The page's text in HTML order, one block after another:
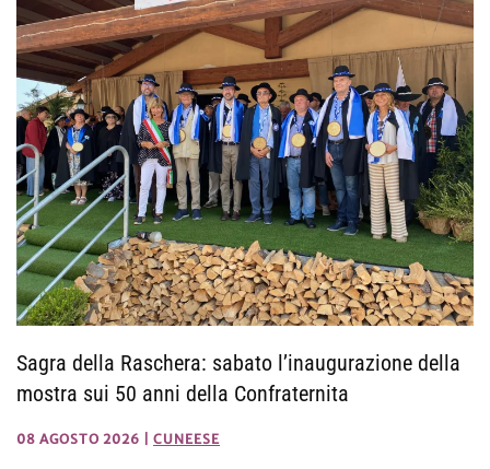
Sagra della Raschera: sabato l’inaugurazione della
mostra sui 50 anni della Confraternita
08 AGOSTO 2026 CUNEESE